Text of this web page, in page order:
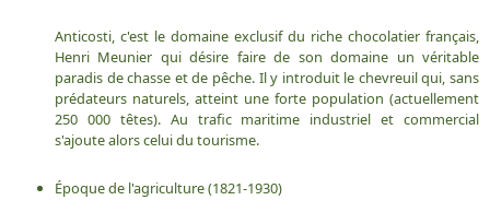
Anticosti, c'est le domaine exclusif du riche chocolatier français,
Henri Meunier qui désire faire de son domaine un véritable
paradis de chasse et de pêche. Il y introduit le chevreuil qui, sans
prédateurs naturels, atteint une forte population (actuellement
250 000 têtes). Au trafic maritime industriel et commercial
s'ajoute alors celui du tourisme.
Époque de l'agriculture (1821-1930)